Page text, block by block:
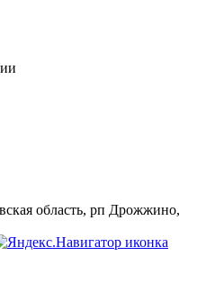
область, рп Дрожжино,